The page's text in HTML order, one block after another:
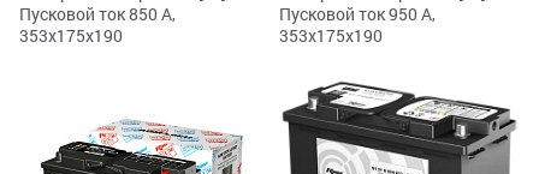
Пусковой ток 850 А,
353x175x190
Пусковой ток 950 А,
353x175x190